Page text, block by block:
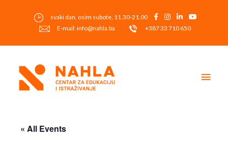
svaki dan, osim subote, 11.30-21.00
E-mail: info@nahla.ba
+387 33 710 650
« All Events